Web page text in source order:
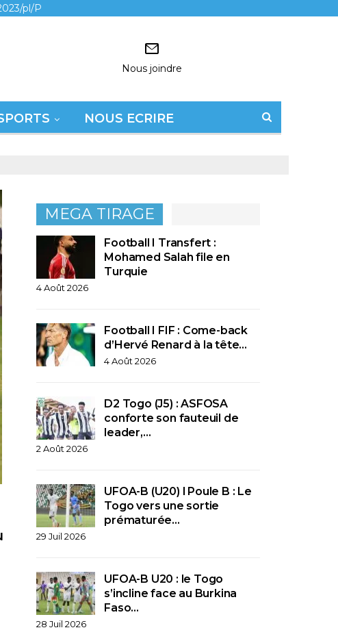
pl/P
Nous joindre
NOUS ECRIRE
MEGA TIRAGE
Football I Transfert :
Mohamed Salah file en
Turquie
4 Août 2026
Football I FIF : Come-back
d’Hervé Renard à la tête…
4 Août 2026
D2 Togo (J5) : ASFOSA
conforte son fauteuil de
leader,…
2 Août 2026
UFOA-B (U20) l Poule B : Le
Togo vers une sortie
prématurée…
29 Juil 2026
UFOA-B U20 : le Togo
s’incline face au Burkina
Faso…
28 Juil 2026